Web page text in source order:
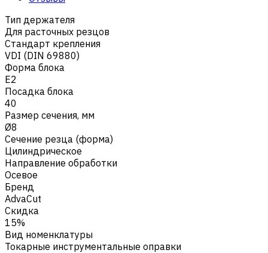
Тип держателя
Для расточных резцов
Стандарт крепления
VDI (DIN 69880)
Форма блока
E2
Посадка блока
40
Размер сечения, мм
Ø8
Сечение резца (форма)
Цилиндрическое
Направление обработки
Осевое
Бренд
AdvaCut
Скидка
15%
Вид номенклатуры
Токарные инструментальные оправки